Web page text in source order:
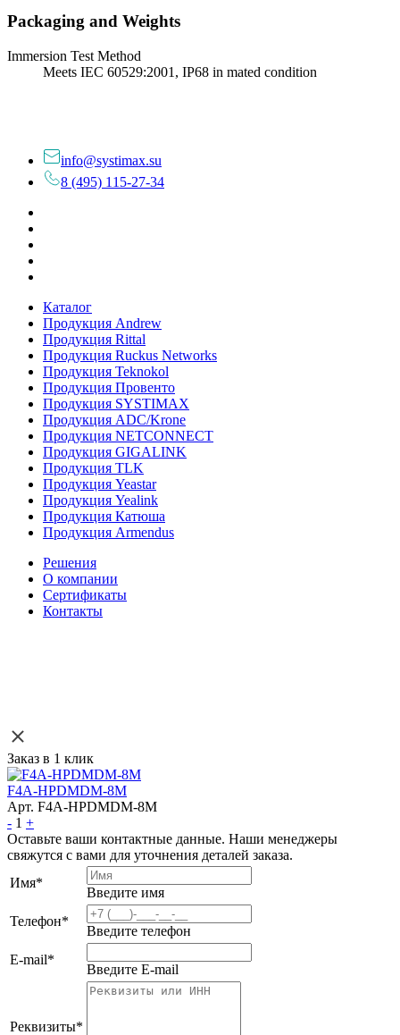
Packaging and Weights
Immersion Test Method
Meets IEC 60529:2001, IP68 in mated condition
info@systimax.su
8 (495) 115-27-34
Каталог
Продукция Andrew
Продукция Rittal
Продукция Ruckus Networks
Продукция Teknokol
Продукция Провенто
Продукция SYSTIMAX
Продукция ADC/Krone
Продукция NETCONNECT
Продукция GIGALINK
Продукция TLK
Продукция Yeastar
Продукция Yealink
Продукция Катюша
Продукция Armendus
Решения
О компании
Сертификаты
Контакты
Заказ в 1 клик
F4A-HPDMDM-8M
Арт. F4A-HPDMDM-8M
- 1 +
Оставьте ваши контактные данные. Наши менеджеры
свяжутся с вами для уточнения деталей заказа.
Имя*
Введите имя
Телефон*
Введите телефон
E-mail*
Введите E-mail
Реквизиты*